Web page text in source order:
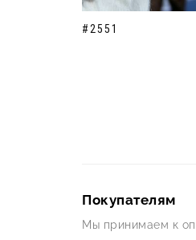
#2551
Покупателям
Мы принимаем к